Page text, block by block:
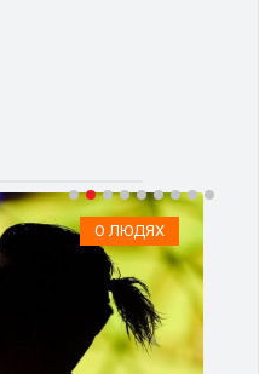
О ЛЮДЯХ